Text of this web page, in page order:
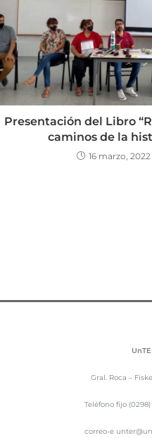
Presentación del Libro
caminos de la
16 marzo, 2022
Gral. Roca –
Teléfono fijo
correo-e